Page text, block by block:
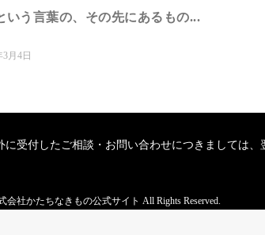
いう言葉の、その先にあるもの...
3月4日
に受付したご相談・お問い合わせにつきましては
会社かたちなきもの公式サイト All Rights Reserved.